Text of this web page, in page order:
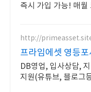
즉시 가입 가능! 매월
http://
프라임에셋 영등
DB영업, 입사상담,
지원(유튜브, 블로그